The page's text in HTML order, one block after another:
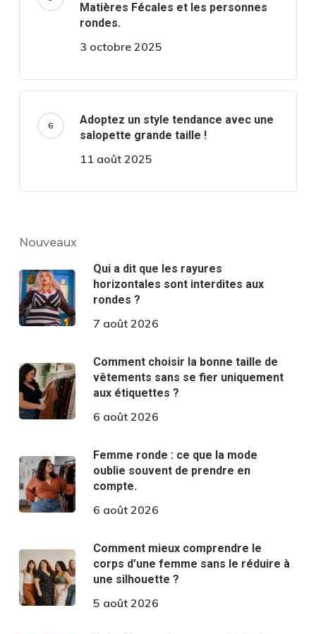
Matières Fécales et les personnes
rondes.
3 octobre 2025
Adoptez un style tendance avec une
salopette grande taille !
11 août 2025
Nouveaux
Qui a dit que les rayures
horizontales sont interdites aux
rondes ?
7 août 2026
Comment choisir la bonne taille de
vêtements sans se fier uniquement
aux étiquettes ?
6 août 2026
Femme ronde : ce que la mode
oublie souvent de prendre en
compte.
6 août 2026
Comment mieux comprendre le
corps d’une femme sans le réduire à
une silhouette ?
5 août 2026